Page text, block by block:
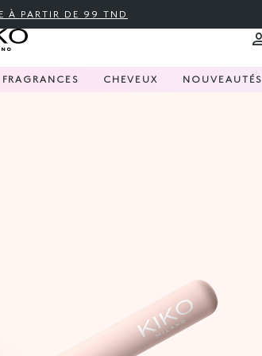
À PARTIR DE 99 TND
FRAGRANCES CHEVEUX NOUVEAUTÉS